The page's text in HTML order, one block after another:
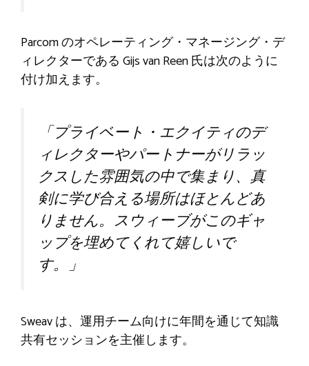
Parcom のオペレーティング・マネージング・デ
ィレクターである Gijs van Reen 氏は次のように
付け加えます。
「プライベート・エクイティのデ
ィレクターやパートナーがリラッ
クスした雰囲気の中で集まり、真
剣に学び合える場所はほとんどあ
りません。スウィーブがこのギャ
ップを埋めてくれて嬉しいで
す。」
Sweav は、運用チーム向けに年間を通じて知識
共有セッションを主催します。